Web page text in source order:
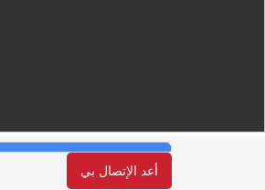
أعد الإتصال بي